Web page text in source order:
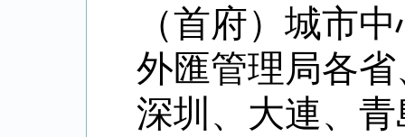
（首府）城市
外匯管理局各
深圳、大連、